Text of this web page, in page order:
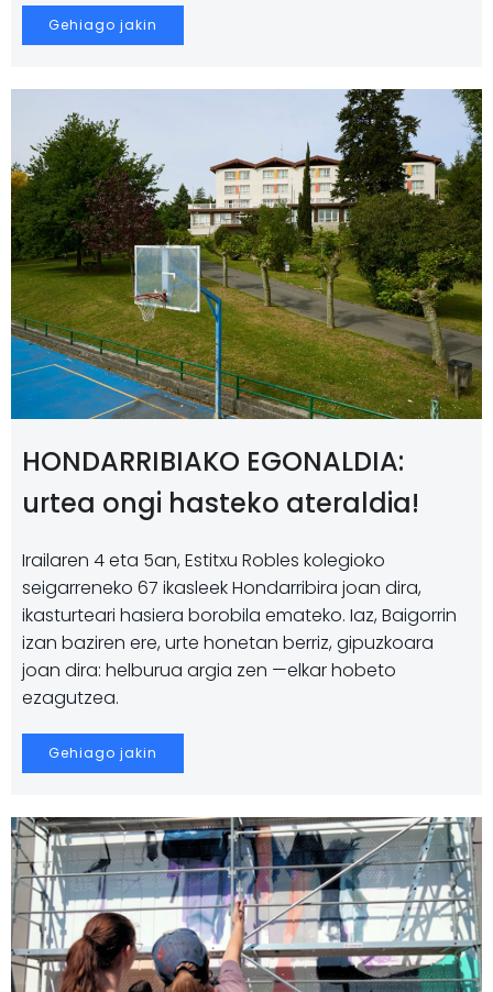
Gehiago jakin
HONDARRIBIAKO EGONALDIA:
urtea ongi hasteko ateraldia!
Irailaren 4 eta 5an, Estitxu Robles kolegioko
seigarreneko 67 ikasleek Hondarribira joan dira,
ikasturteari hasiera borobila emateko. Iaz, Baigorrin
izan baziren ere, urte honetan berriz, gipuzkoara
joan dira: helburua argia zen —elkar hobeto
ezagutzea.
Gehiago jakin